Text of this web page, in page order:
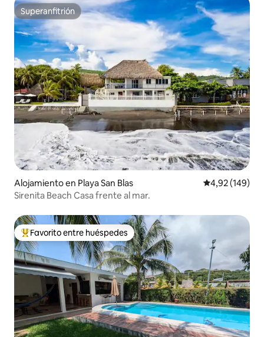
Superanfitrión
Superanfitrión
Alojamiento en Playa San Blas Calificación
4,92 (149)
Sirenita Beach Casa frente al mar.
Favorito entre los huéspedes más destacados
Favorito entre huéspedes